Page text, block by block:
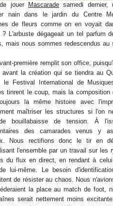
jouer Mascaradesamedi dernier,
nain dans le jardin du Centre
de fleurs comme on en voyait
? L'arbuste dégageait un tel parfum
mais nous sommes redescendus
première remplit son office,
avant la création qui se tiendra au
le Festival International de
tinrent le coup, mais la composition
la même histoire avec
maîtriser les structures si l'on
bouillabaisse de tension. À
des camarades venus y
Nous rectifions donc le tir en
l'ensemble par un travail sur les
du flux en direct, en rendant à
lui-même. Le besoin
de résister au chaos. Nous
la place au match de foot,
serait nettement moins